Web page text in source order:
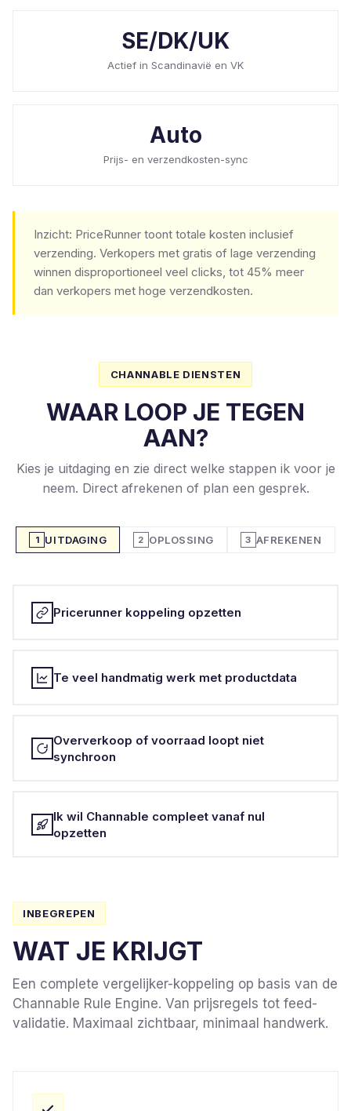
SE/DK/UK
Actief in Scandinavië en VK
Auto
Prijs- en verzendkosten-sync
Inzicht: PriceRunner toont totale kosten inclusief
verzending. Verkopers met gratis of lage verzending
winnen disproportioneel veel clicks, tot 45% meer
dan verkopers met hoge verzendkosten.
CHANNABLE DIENSTEN
WAAR LOOP JE TEGEN
AAN?
Kies je uitdaging en zie direct welke stappen ik voor je
neem. Direct afrekenen of plan een gesprek.
1 UITDAGING 2 OPLOSSING 3 AFREKENEN
Pricerunner koppeling opzetten
Te veel handmatig werk met productdata
Oververkoop of voorraad loopt niet
synchroon
Ik wil Channable compleet vanaf nul
opzetten
INBEGREPEN
WAT JE KRIJGT
Een complete vergelijker-koppeling op basis van de
Channable Rule Engine. Van prijsregels tot feed-
validatie. Maximaal zichtbaar, minimaal handwerk.